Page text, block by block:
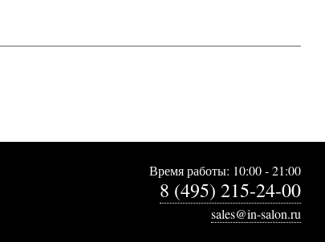
Время работы: 10:00 - 21:00
8 (495) 215-24-00
sales@in-salon.ru